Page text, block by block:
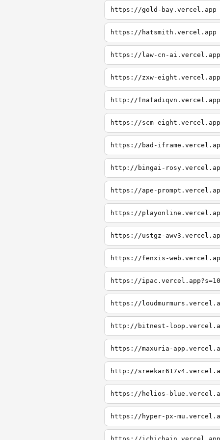
https://gold-bay.vercel.app
https://hatsmith.vercel.app
https://law-cn-ai.vercel.app
https://zxw-eight.vercel.app
http://fnafadiqvn.vercel.app
https://scm-eight.vercel.app
https://bad-
http://bingai-
https://ape-
https://
https://ustgz-
https://fenxis-
https://
https://
http://bitnest-
https://maxuria-
http://
https://helios-
https://hyper-px-